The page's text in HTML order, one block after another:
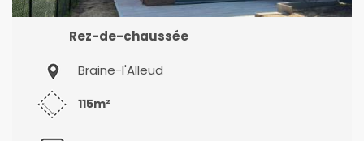
Rez-de-chaussée
Braine-l'Alleud
115m²